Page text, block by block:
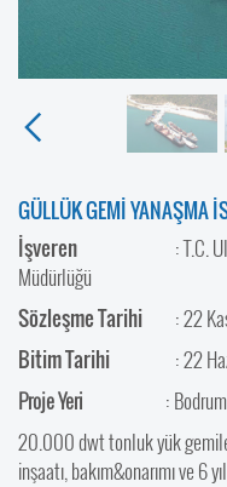
GÜLLÜK GEMİ YANAŞMA
İşveren
: T.C.
Müdürlüğü
Sözleşme Tarihi
: 22
Bitim Tarihi
: 22
Proje Yeri
: Bodrum,
20.000 dwt tonluk yük
inşaatı, bakım&onarımı ve 6